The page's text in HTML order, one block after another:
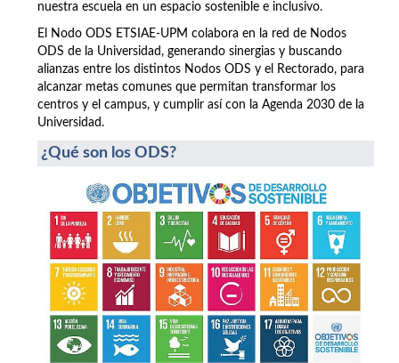
nuestra escuela en un espacio sostenible e inclusivo.
El Nodo ODS ETSIAE-UPM colabora en la red de Nodos
ODS de la Universidad, generando sinergias y buscando
alianzas entre los distintos Nodos ODS y el Rectorado, para
alcanzar metas comunes que permitan transformar los
centros y el campus, y cumplir así con la Agenda 2030 de la
Universidad.
¿Qué son los ODS?